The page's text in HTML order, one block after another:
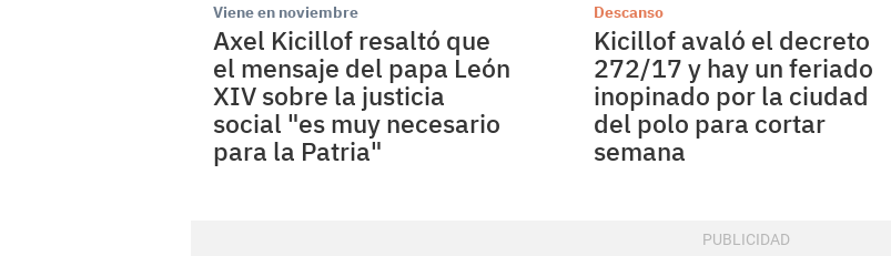
Viene en noviembre
Axel Kicillof resaltó que
el mensaje del papa León
XIV sobre la justicia
social "es muy necesario
para la Patria"
Descanso
Kicillof avaló el decreto
272/17 y hay un feriado
inopinado por la ciudad
del polo para cortar
semana